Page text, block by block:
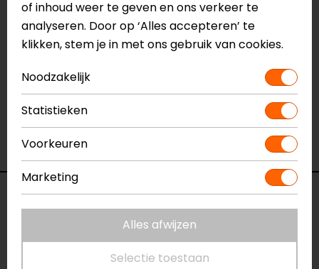
Meer informatie nodig?
Heb je meer informatie nodig over dit product?
Neem dancontact met ons op of kom langs in één
in Breda, Capelle aan den IJssel,
Eindhoven, Vianen of Apeldoorn. In de winkels kun je
het product bekijken & passen en staan onze
verkoopmedewerkers voor je klaar met advies.
Bekijk onze andere
Specificaties
of inhoud weer te geven en ons verkeer te
analyseren. Door op ‘Alles accepteren’ te
klikken, stem je in met ons gebruik van cookies.
Noodzakelijk
Statistieken
Voorkeuren
Marketing
Alles afwijzen
Selectie toestaan